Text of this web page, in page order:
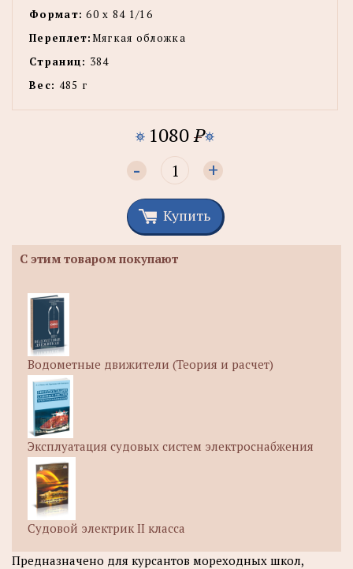
Формат: 60 х 84 1/16
Переплет:Мягкая обложка
Страниц: 384
Вес: 485 г
1080P
- +
Купить
С этим товаром покупают
Водометные движители (Теория и расчет)
Эксплуатация судовых систем электроснабжения
Судовой электрик II класса
Предназначено для курсантов мореходных школ,